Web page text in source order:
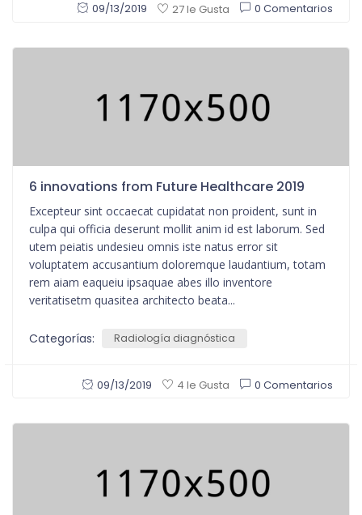
09/13/2019 27 le Gusta 0 Comentarios
6 innovations from Future Healthcare 2019
Excepteur sint occaecat cupidatat non proident, sunt in
culpa qui officia deserunt mollit anim id est laborum. Sed
utem peiatis undesieu omnis iste natus error sit
voluptatem accusantium doloremque laudantium, totam
rem aiam eaqueiu ipsaquae abes illo inventore
veritatisetm quasitea architecto beata...
Categorías: Radiología diagnóstica
09/13/2019 4 le Gusta 0 Comentarios